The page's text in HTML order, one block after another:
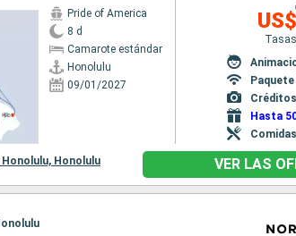
Pride of America
8 d
Camarote estándar
Honolulu
09/01/2027
Paquete
Hasta
Honolulu, Honolulu VER LAS